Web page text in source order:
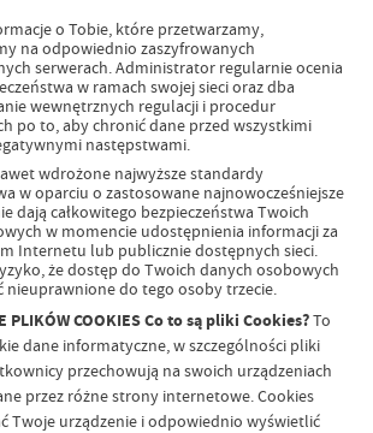
o Tobie, które przetwarzamy,
na odpowiednio zaszyfrowanych
serwerach. Administrator regularnie ocenia
w ramach swojej sieci oraz dba
wewnętrznych regulacji i procedur
po to, aby chronić dane przed wszystkimi
następstwami.
wdrożone najwyższe standardy
w oparciu o zastosowane najnowocześniejsze
dają całkowitego bezpieczeństwa Twoich
w momencie udostępnienia informacji za
Internetu lub publicznie dostępnych sieci.
że dostęp do Twoich danych osobowych
nieuprawnione do tego osoby trzecie.
PLIKÓW COOKIESCo to są pliki Cookies?To
dane informatyczne, w szczególności pliki
przechowują na swoich urządzeniach
przez różne strony internetowe. Cookies
Twoje urządzenie i odpowiednio wyświetlić